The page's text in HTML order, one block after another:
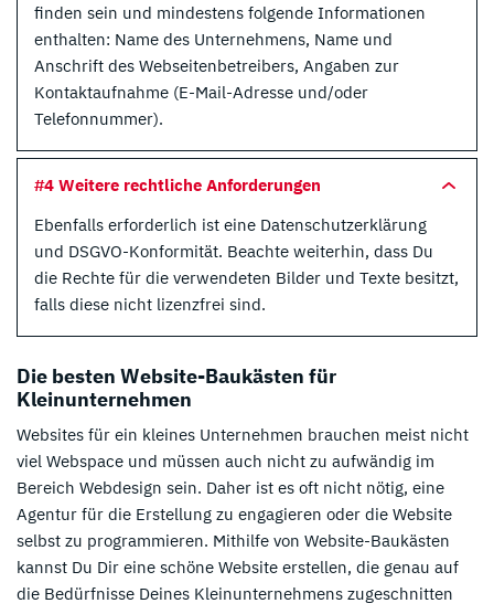
finden sein und mindestens folgende Informationen
enthalten: Name des Unternehmens, Name und
Anschrift des Webseitenbetreibers, Angaben zur
Kontaktaufnahme (E-Mail-Adresse und/oder
Telefonnummer).
#4 Weitere rechtliche Anforderungen
Ebenfalls erforderlich ist eine Datenschutzerklärung
und DSGVO-Konformität. Beachte weiterhin, dass Du
die Rechte für die verwendeten Bilder und Texte besitzt,
falls diese nicht lizenzfrei sind.
Die besten Website-Baukästen für
Kleinunternehmen
Websites für ein kleines Unternehmen brauchen meist nicht
viel Webspace und müssen auch nicht zu aufwändig im
Bereich Webdesign sein. Daher ist es oft nicht nötig, eine
Agentur für die Erstellung zu engagieren oder die Website
selbst zu programmieren. Mithilfe von Website-Baukästen
kannst Du Dir eine schöne Website erstellen, die genau auf
die Bedürfnisse Deines Kleinunternehmens zugeschnitten